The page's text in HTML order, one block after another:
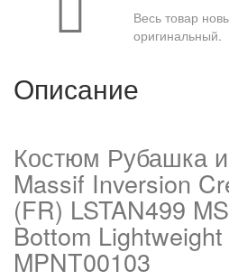
Весь товар
оригинальный.
Описание
Костюм Рубашка
Massif Inversion
(FR) LSTAN499
Bottom
MPNT00103